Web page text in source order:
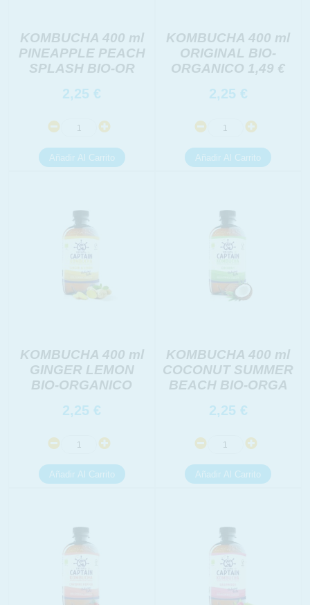
KOMBUCHA 400 ml
PINEAPPLE PEACH
SPLASH BIO-OR
2,25 €
KOMBUCHA 400 ml
ORIGINAL BIO-
ORGANICO 1,49 €
2,25 €
KOMBUCHA 400 ml
GINGER LEMON
BIO-ORGANICO
2,25 €
KOMBUCHA 400 ml
COCONUT SUMMER
BEACH BIO-ORGA
2,25 €
INFORMACION SOBRE LA PROTECCIÓN DE TUS
DATOS
Finalidad:
Destinatarios:
Derechos: